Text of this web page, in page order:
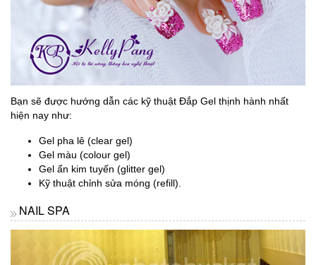
Bạn sẽ được hướng dẫn các kỹ thuật Đắp Gel thịnh hành nhất
hiện nay như:
Gel pha lê (clear gel)
Gel màu (colour gel)
Gel ẩn kim tuyến (glitter gel)
Kỹ thuật chỉnh sửa móng (refill).
NAIL SPA